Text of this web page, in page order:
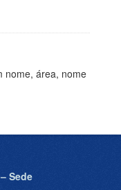
nome, área, nome
Sede